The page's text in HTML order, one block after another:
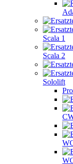
Scala 1
Scala 2
Sololift